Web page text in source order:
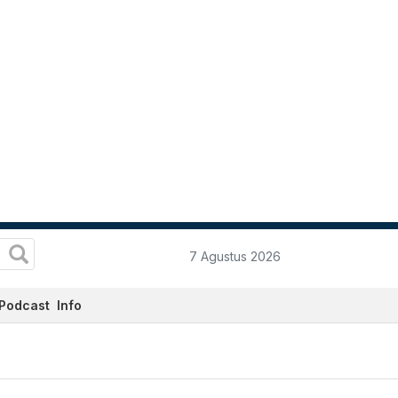
7 Agustus 2026
Info